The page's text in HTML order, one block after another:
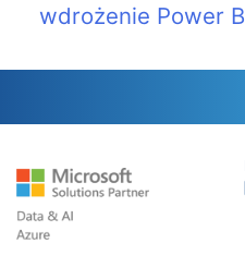
wdrożenie Power